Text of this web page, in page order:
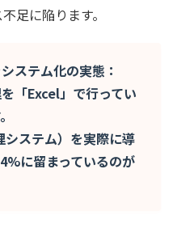
足に陥ります。
ステム化の実態：
「Excel」で行ってい
システム）を実際に導
に留まっているのが